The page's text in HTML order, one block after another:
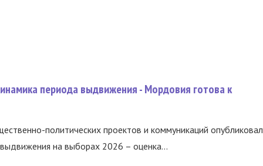
периода выдвижения - Мордовия готова к
политических проектов и коммуникаций опубликовал
на выборах 2026 – оценка...